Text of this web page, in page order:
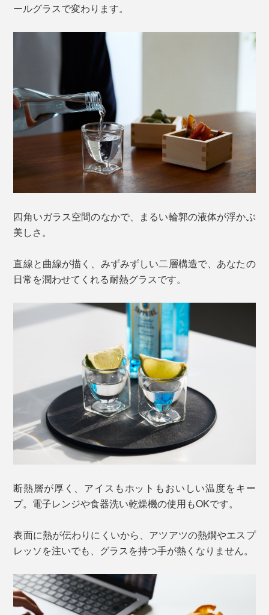
ールグラスで変わります。
四角いガラス空間のなかで、まるい輪郭の液体が浮かぶ
美しさ。
直線と曲線が描く、みずみずしい二層構造で、あなたの
日常を潤わせてくれる耐熱グラスです。
断熱層が厚く、アイスもホットもおいしい温度をキー
プ。電子レンジや食器洗い乾燥機の使用もOKです。
表面に熱が伝わりにくいから、アツアツの熱燗やエスプ
レッソを注いでも、グラスを持つ手が熱くなりません。